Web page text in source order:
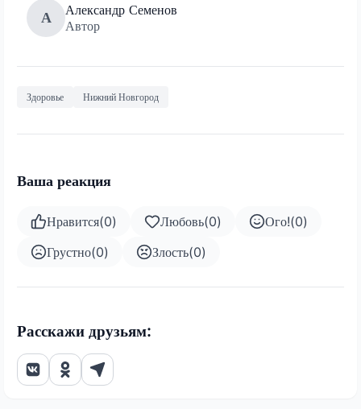
А
Александр Семенов
Автор
Здоровье Нижний Новгород
Ваша реакция
Нравится(0) Любовь(0) Ого!(0)
Грустно(0) Злость(0)
Расскажи друзьям: